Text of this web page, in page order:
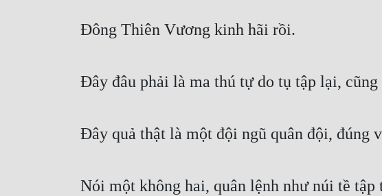
Đông Thiên Vương kinh hãi rồi.
Đây đâu phải là ma thú tự do tụ tập lại,
Đây quả thật là một đội ngũ quân đội, đúng
Nói một không hai, quân lệnh như núi tề tập